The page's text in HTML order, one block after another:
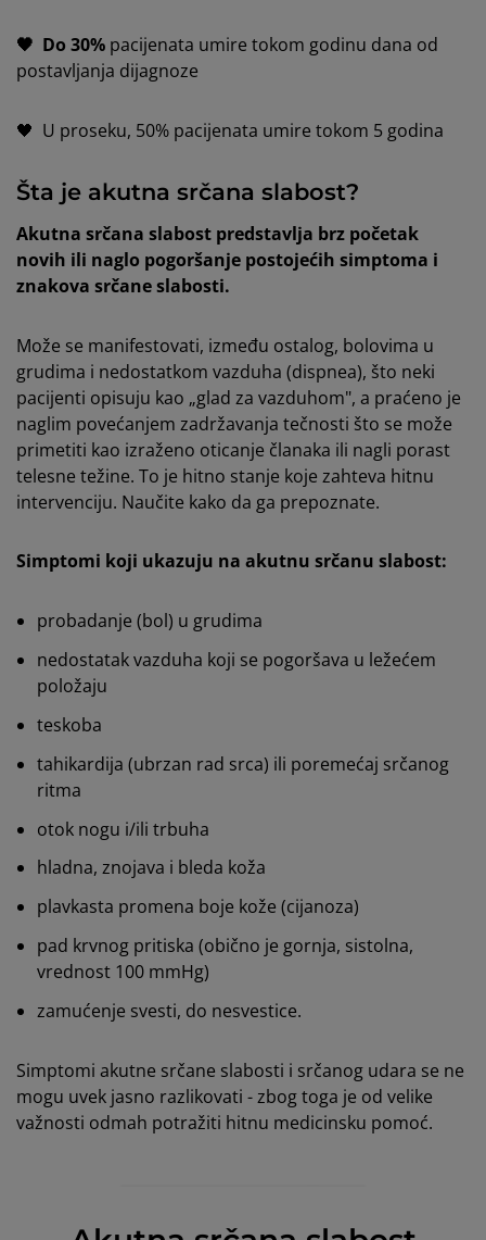
🖤 Do 30% pacijenata umire tokom godinu dana od
postavljanja dijagnoze
🖤 U proseku, 50% pacijenata umire tokom 5 godina
Šta je akutna srčana slabost?
Akutna srčana slabost predstavlja brz početak
novih ili naglo pogoršanje postojećih simptoma i
znakova srčane slabosti.
Može se manifestovati, između ostalog, bolovima u
grudima i nedostatkom vazduha (dispnea), što neki
pacijenti opisuju kao „glad za vazduhom", a praćeno je
naglim povećanjem zadržavanja tečnosti što se može
primetiti kao izraženo oticanje članaka ili nagli porast
telesne težine. To je hitno stanje koje zahteva hitnu
intervenciju. Naučite kako da ga prepoznate.
Simptomi koji ukazuju na akutnu srčanu slabost:
probadanje (bol) u grudima
nedostatak vazduha koji se pogoršava u ležećem
položaju
teskoba
tahikardija (ubrzan rad srca) ili poremećaj srčanog
ritma
otok nogu i/ili trbuha
hladna, znojava i bleda koža
plavkasta promena boje kože (cijanoza)
pad krvnog pritiska (obično je gornja, sistolna,
vrednost 100 mmHg)
zamućenje svesti, do nesvestice.
Simptomi akutne srčane slabosti i srčanog udara se ne
mogu uvek jasno razlikovati - zbog toga je od velike
važnosti odmah potražiti hitnu medicinsku pomoć.